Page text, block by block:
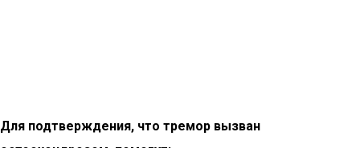
Для подтверждения, что тремор вызван